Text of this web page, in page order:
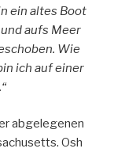
ein altes Boot
aufs Meer
Wie
ich auf einer
abgelegenen
Osh